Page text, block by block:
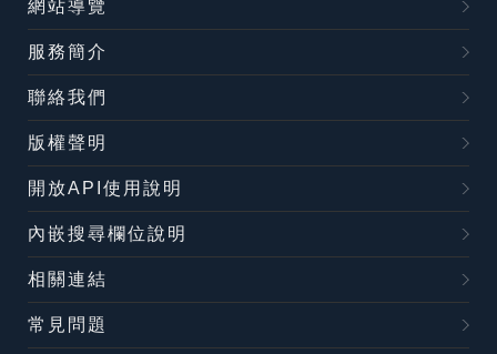
網站導覽
服務簡介
聯絡我們
版權聲明
開放API使用說明
內嵌搜尋欄位說明
相關連結
常見問題